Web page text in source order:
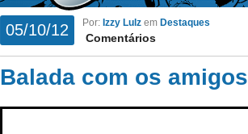
05/10/12 Por: Izzy Lulz em Destaques
Comentários
Balada com os amigos